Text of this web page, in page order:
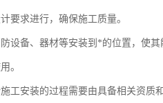
要求进行，确保施工质量。
设备、器材等安装到*的位置，使
。
工安装的过程需要由具备相关资质